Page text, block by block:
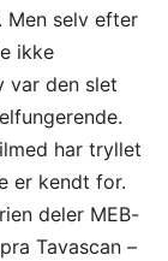
Men selv efter
ikke
den slet
har tryllet
er kendt for.
deler MEB-
Tavascan –